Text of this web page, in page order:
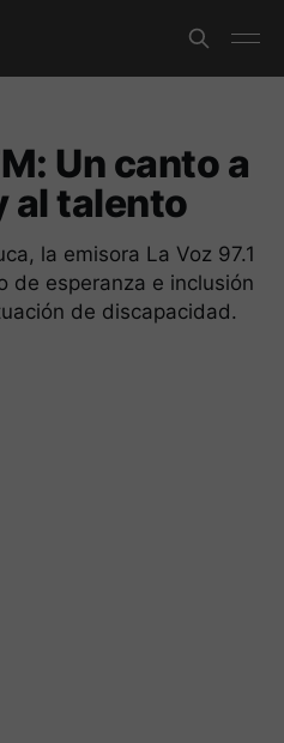
Un canto a
al talento
la emisora La Voz 97.1
de esperanza e inclusión
de discapacidad.